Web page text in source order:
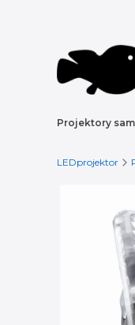
Projektory
LEDprojektor